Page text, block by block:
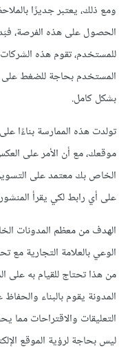
ومع ذلك، يعتبر جديرًا
الحصول على هذه الفرصة،
للمستخدم، تقوم هذه
المستخدم بحاجة للضغط على
بشكل كامل.
تولدت هذه الممارسة بناءًا
موقعك، مع أن الأمر على
الخاص بك معتمد على
على أي رابط لكي يقرأ
الهدف من معظم المدونات
الوعي بالعلامة التجارية
من هذا تحتاج للقيام به على
المدونة يقوم بالبناء
التعليقات والاقتراحات مما
ليس بحاجة لرؤية الموقع